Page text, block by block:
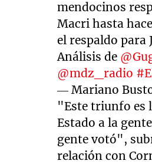
mendocinos
Macri hasta
el respaldo para
Análisis de
@mdz_radio
— Mariano
"Este triunfo es
Estado a la
gente votó",
relación con